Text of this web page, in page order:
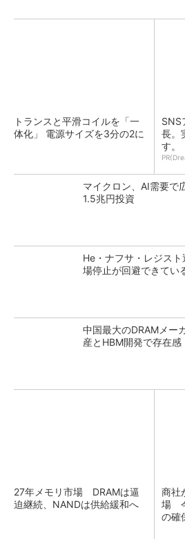
トランスと平滑コイルを「一
体化」 電源サイズを3分の2に
SNS
長。
す。
マイクロン、AI需要
1.5兆円投資
He・ナフサ・レジス
場停止が回避できてい
中国最大のDRAMメ
産とHBM開発で存在感
27年メモリ市場 DRAMは逼
迫継続、NANDは供給緩和へ
商社
場
の確